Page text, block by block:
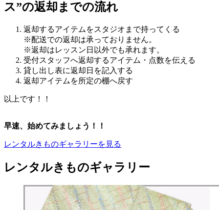
ス”の返却までの流れ
返却するアイテムをスタジオまで持ってくる
※配送での返却は承っておりません。
※返却はレッスン日以外でも承れます。
受付スタッフへ返却するアイテム・点数を伝える
貸し出し表に返却日を記入する
返却アイテムを所定の棚へ戻す
以上です！！
早速、始めてみましょう！！
レンタルきものギャラリーを見る
レンタルきものギャラリー